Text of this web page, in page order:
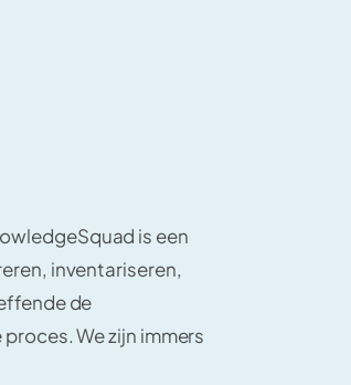
is een
inventariseren,
de
We zijn immers